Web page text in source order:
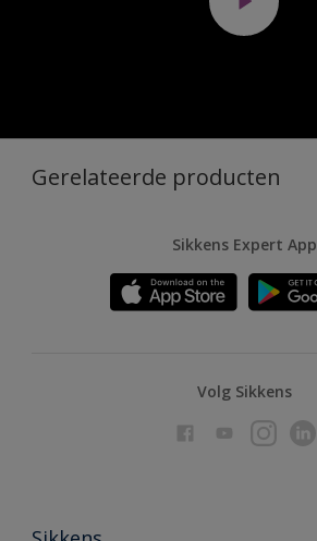
Gerelateerde producten
Sikkens Expert App
Volg Sikkens